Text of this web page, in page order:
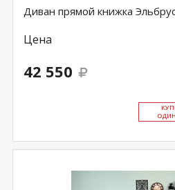
Диван прямой книжка
Цена
42 550